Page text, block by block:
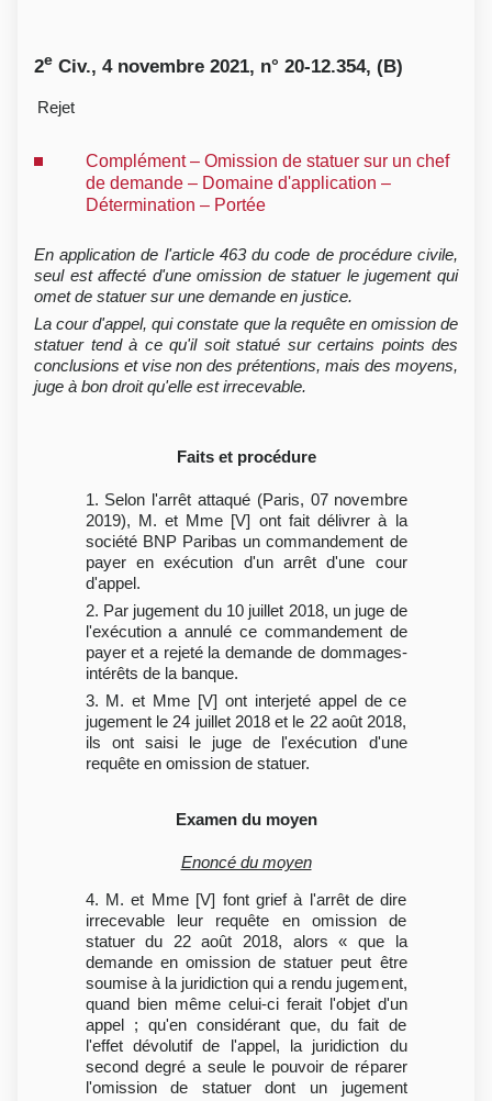
2e Civ., 4 novembre 2021, n° 20-12.354, (B)
Rejet
Complément – Omission de statuer sur un chef
de demande – Domaine d'application –
Détermination – Portée
En application de l'article 463 du code de procédure civile,
seul est affecté d'une omission de statuer le jugement qui
omet de statuer sur une demande en justice.
La cour d'appel, qui constate que la requête en omission de
statuer tend à ce qu'il soit statué sur certains points des
conclusions et vise non des prétentions, mais des moyens,
juge à bon droit qu'elle est irrecevable.
Faits et procédure
1. Selon l'arrêt attaqué (Paris, 07 novembre
2019), M. et Mme [V] ont fait délivrer à la
société BNP Paribas un commandement de
payer en exécution d'un arrêt d'une cour
d'appel.
2. Par jugement du 10 juillet 2018, un juge de
l'exécution a annulé ce commandement de
payer et a rejeté la demande de dommages-
intérêts de la banque.
3. M. et Mme [V] ont interjeté appel de ce
jugement le 24 juillet 2018 et le 22 août 2018,
ils ont saisi le juge de l'exécution d'une
requête en omission de statuer.
Examen du moyen
Enoncé du moyen
4. M. et Mme [V] font grief à l'arrêt de dire
irrecevable leur requête en omission de
statuer du 22 août 2018, alors « que la
demande en omission de statuer peut être
soumise à la juridiction qui a rendu jugement,
quand bien même celui-ci ferait l'objet d'un
appel ; qu'en considérant que, du fait de
l'effet dévolutif de l'appel, la juridiction du
second degré a seule le pouvoir de réparer
l'omission de statuer dont un jugement